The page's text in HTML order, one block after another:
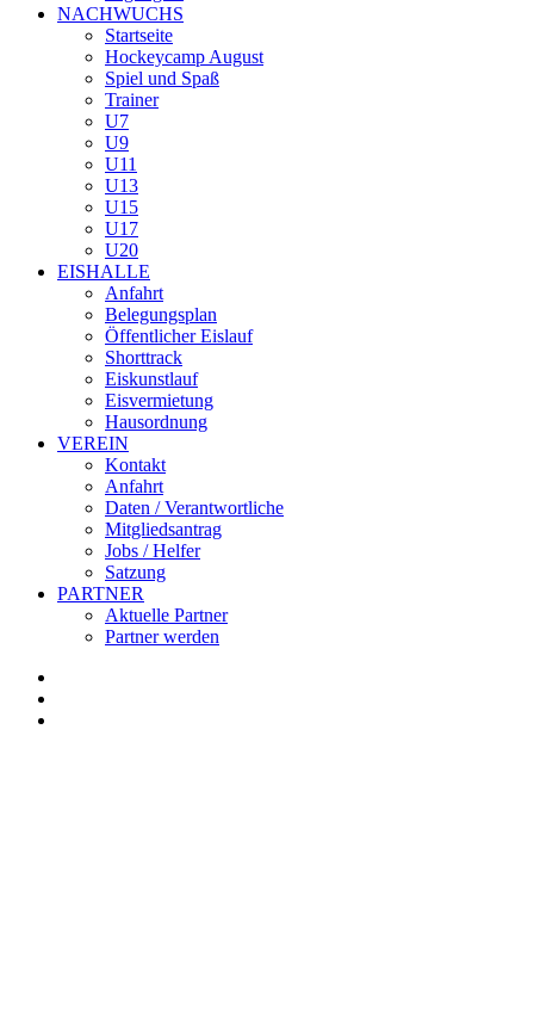
NACHWUCHS
Startseite
Hockeycamp August
Spiel und Spaß
Trainer
U7
U9
U11
U13
U15
U17
U20
EISHALLE
Anfahrt
Belegungsplan
Öffentlicher Eislauf
Shorttrack
Eiskunstlauf
Eisvermietung
Hausordnung
VEREIN
Kontakt
Anfahrt
Daten / Verantwortliche
Mitgliedsantrag
Jobs / Helfer
Satzung
PARTNER
Aktuelle Partner
Partner werden